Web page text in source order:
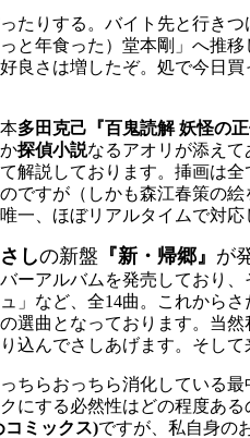
りする。バイト先と行き
と年食った）堂本剛」へ推
良さは増したぞ。処で今日買
多田克己『百鬼読解 妖怪の
探偵小説なるアオリが添え
解説しております。挿画は
ですが（しかも森江春策の
、ほぼリアルタイムで対応
しの新盤 『新・帰郷』 が
ーアルバムを発売しており
」など、全14曲。これから
選曲となっております。当
んでさしあげます。そして
らおっちら消化している
にする必然性はどの程度あ
コミックス)ですが、私自身の